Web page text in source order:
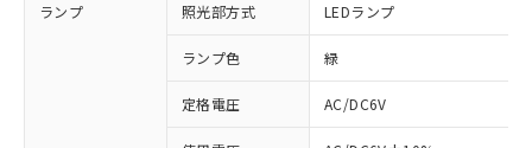
ランプ 照光部方式 LEDランプ
ランプ色 緑
定格電圧 AC/DC6V